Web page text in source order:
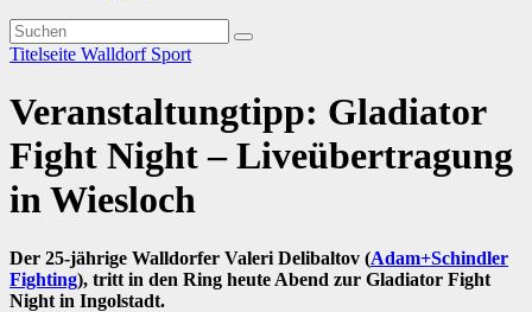
Titelseite Walldorf Sport
Veranstaltungtipp: Gladiator
Fight Night – Liveübertragung
in Wiesloch
Der 25-jährige Walldorfer Valeri Delibaltov (Adam+Schindler
Fighting), tritt in den Ring heute Abend zur Gladiator Fight
Night in Ingolstadt.